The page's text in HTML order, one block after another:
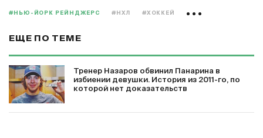
#НЬЮ-ЙОРК РЕЙНДЖЕРС #НХЛ #ХОККЕЙ
ЕЩЕ ПО ТЕМЕ
Тренер Назаров обвинил Панарина в
избиении девушки. История из 2011-го, по
которой нет доказательств